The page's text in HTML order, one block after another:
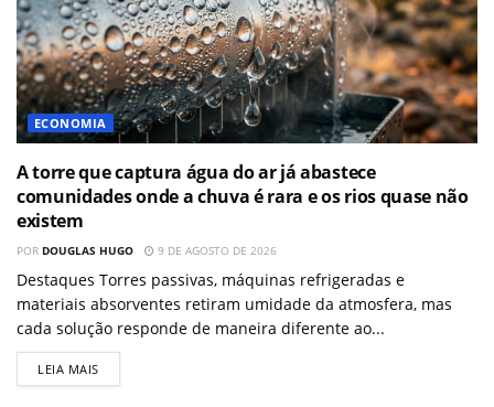
ECONOMIA
A torre que captura água do ar já abastece
comunidades onde a chuva é rara e os rios quase não
existem
POR DOUGLAS HUGO 9 DE AGOSTO DE 2026
Destaques Torres passivas, máquinas refrigeradas e
materiais absorventes retiram umidade da atmosfera, mas
cada solução responde de maneira diferente ao...
LEIA MAIS